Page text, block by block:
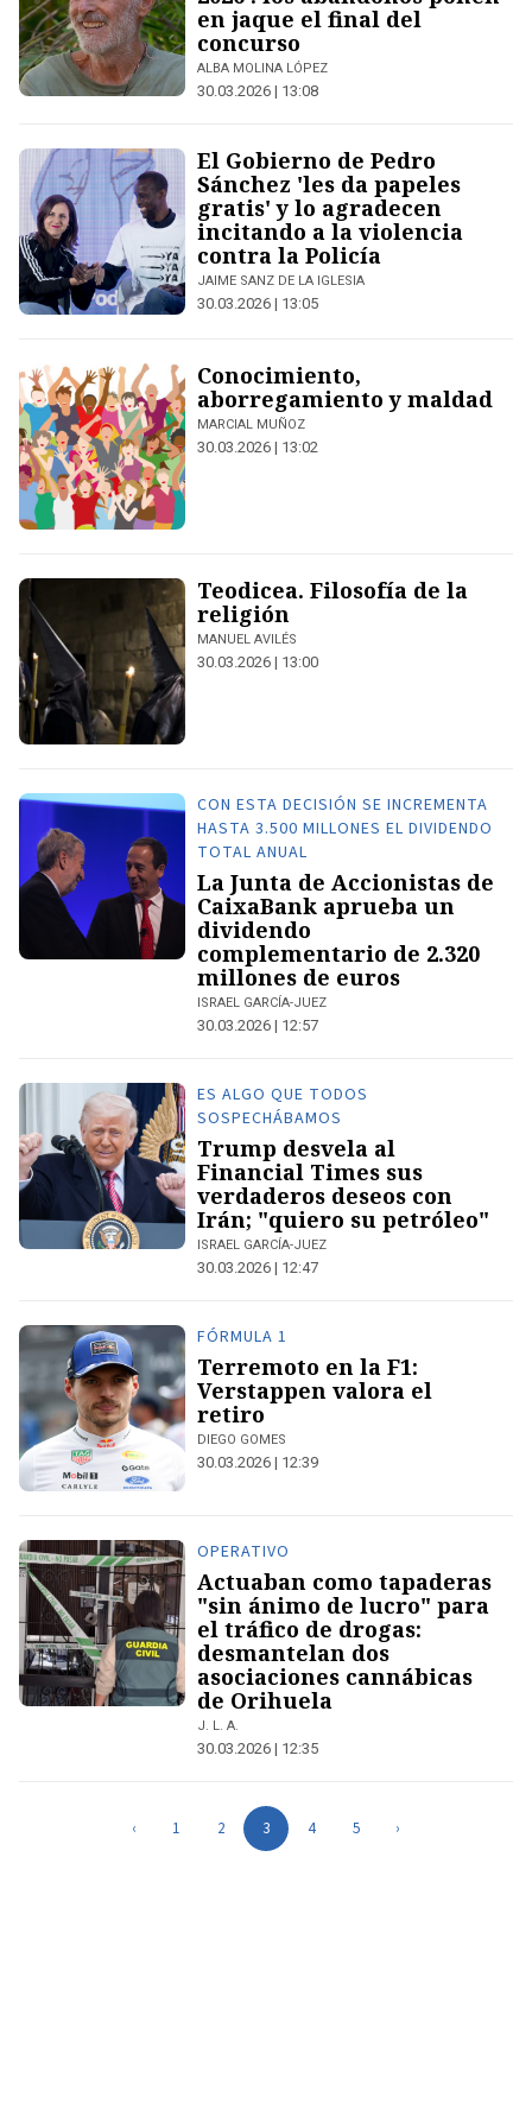
en jaque el final del
concurso
ALBA MOLINA LÓPEZ
30.03.2026 | 13:08
El Gobierno de Pedro
Sánchez 'les da papeles
gratis' y lo agradecen
incitando a la violencia
contra la Policía
JAIME SANZ DE LA IGLESIA
30.03.2026 | 13:05
Conocimiento,
aborregamiento y maldad
MARCIAL MUÑOZ
30.03.2026 | 13:02
Teodicea. Filosofía de la
religión
MANUEL AVILÉS
30.03.2026 | 13:00
CON ESTA DECISIÓN SE INCREMENTA
HASTA 3.500 MILLONES EL DIVIDENDO
TOTAL ANUAL
La Junta de Accionistas de
CaixaBank aprueba un
dividendo
complementario de 2.320
millones de euros
ISRAEL GARCÍA-JUEZ
30.03.2026 | 12:57
ES ALGO QUE TODOS
SOSPECHÁBAMOS
Trump desvela al
Financial Times sus
verdaderos deseos con
Irán; "quiero su petróleo"
ISRAEL GARCÍA-JUEZ
30.03.2026 | 12:47
FÓRMULA 1
Terremoto en la F1:
Verstappen valora el
retiro
DIEGO GOMES
30.03.2026 | 12:39
OPERATIVO
Actuaban como tapaderas
"sin ánimo de lucro" para
el tráfico de drogas:
desmantelan dos
asociaciones cannábicas
de Orihuela
J. L. A.
30.03.2026 | 12:35
‹ 1 2 3 4 5 ›